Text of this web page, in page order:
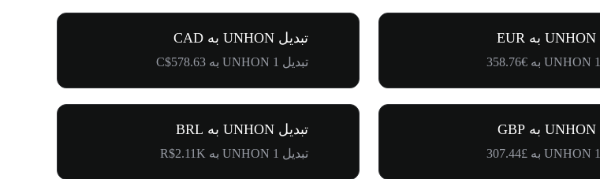
تبدیل UNHON به CAD
تبدیل 1 UNHON به C$578.63
تبدیل UNHON به BRL
تبدیل 1 UNHON به R$2.11K